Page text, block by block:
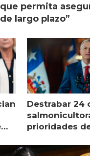
permita
largo plazo”
Destrabar 24
prioridades